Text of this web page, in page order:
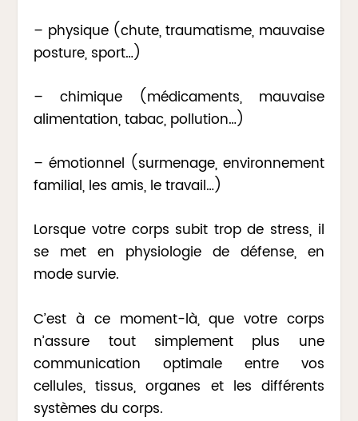
– physique (chute, traumatisme, mauvaise
posture, sport…)
– chimique (médicaments, mauvaise
alimentation, tabac, pollution…)
– émotionnel (surmenage, environnement
familial, les amis, le travail…)
Lorsque votre corps subit trop de stress, il
se met en physiologie de défense, en
mode survie.
C’est à ce moment-là, que votre corps
n’assure tout simplement plus une
communication optimale entre vos
cellules, tissus, organes et les différents
systèmes du corps.